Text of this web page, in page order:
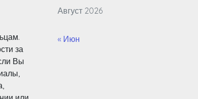
за
Вы
Август 2026
« Июн